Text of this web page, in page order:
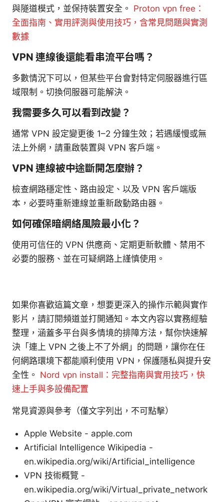
與隧道模式，並保持裝置安全。 Proton vpn free：
全面指南、實用評測與使用技巧，含常見問題與實測
數據
VPN 連線後還能看串流平台嗎？
多數情況下可以，但某些平台會對特定伺服器進行區
域限制。切換伺服器可能解決。
我需要多久可以看到改變？
通常 VPN 設定變更後 1–2 分鐘生效；若遇緩慢或無
法上外網，請重啟裝置與 VPN 客戶端。
VPN 連線被中途斷開怎麼辦？
檢查網路穩定性、路由設定、以及 VPN 客戶端版
本，必要時重新連線並重新啟動路由器。
如何確保暗網絡風險最小化？
使用可信任的 VPN 供應商、定期更新軟體、禁用不
必要的服務、並在可疑網路上謹慎使用。
如果你喜歡這篇文章，想要更深入的操作示範與實作
影片，請訂閱頻道並打開通知。本文內容以實務經驗
整理，涵蓋多平台與多情境的排障方法，幫你快速解
決「連上 VPN 之後上不了外網」的問題，讓你在任
何網路環境下都能順利使用 VPN，保護隱私與提升安
全性。 Nord vpn install：完整指南與實用技巧，快
速上手與多設備配置
常見資源與參考（僅文字列出，不可點擊）
Apple Website - apple.com
Artificial Intelligence Wikipedia -
en.wikipedia.org/wiki/Artificial_intelligence
VPN 技術概覽 -
en.wikipedia.org/wiki/Virtual_private_network